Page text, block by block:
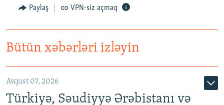
Paylaş VPN-siz açmaq
Bütün xəbərləri izləyin
Avqust 07, 2026
Türkiyə, Səudiyyə Ərəbistanı və